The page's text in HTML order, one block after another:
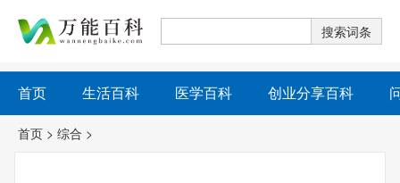
首页 生活百科 医学百科 创业分享百科
首页 > 综合 >